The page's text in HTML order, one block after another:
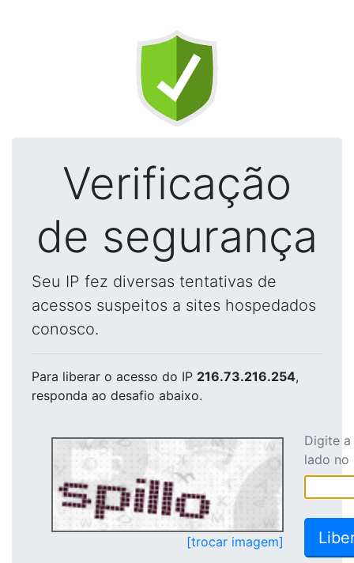
Verificação
de segurança
Seu IP fez diversas tentativas de
acessos suspeitos a sites hospedados
conosco.
Para liberar o acesso do IP 216.73.216.254,
responda ao desafio abaixo.
[trocar imagem]
Digite
lado no